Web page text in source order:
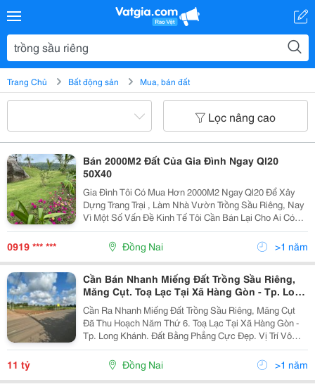
Trang Chủ Bất động sản Mua, bán đất
Lọc nâng cao
Bán 2000M2 Đất Của Gia Đình Ngay Ql20
50X40
Gia Đình Tôi Có Mua Hơn 2000M2 Ngay Ql20 Để Xây
Dựng Trang Trại , Làm Nhà Vườn Trồng Sầu Riêng, Nay
Vì Một Số Vấn Đề Kinh Tế Tôi Cần Bán Lại Cho Ai Có
Nhu Cầu Đầu Tư Kiếm Lời Hoặc Có Ý Định Về Làm
Trang Trại Nghỉ Dưỡng. Đất Nằm Ngay Ql20 Hướng Đi
0919 *** *** Đồng Nai >1 năm
Cần Bán Nhanh Miếng Đất Trồng Sầu Riêng,
Măng Cụt. Toạ Lạc Tại Xã Hàng Gòn - Tp. Long
Khánh.
Cần Ra Nhanh Miếng Đất Trồng Sầu Riêng, Măng Cụt
Đã Thu Hoạch Năm Thứ 6. Toạ Lạc Tại Xã Hàng Gòn -
Tp. Long Khánh. Đất Bằng Phẳng Cực Đẹp. Vị Trí Vô
Cùng Thuận Lợi - Cách Quốc Lộ 1: 4,5 Km - Cách Quốc
Lộ 56: 2,5Km - Cách Đường Dẫn Cao Tốc...
11 tỷ Đồng Nai >1 năm